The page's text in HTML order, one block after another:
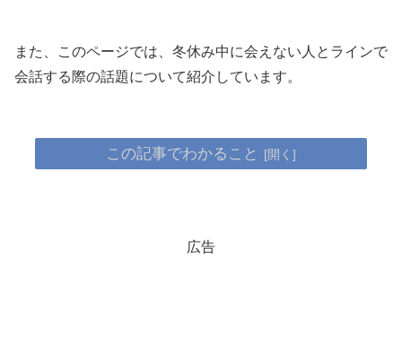
また、このページでは、冬休み中に会えない人とラインで
会話する際の話題について紹介しています。
この記事でわかること
広告